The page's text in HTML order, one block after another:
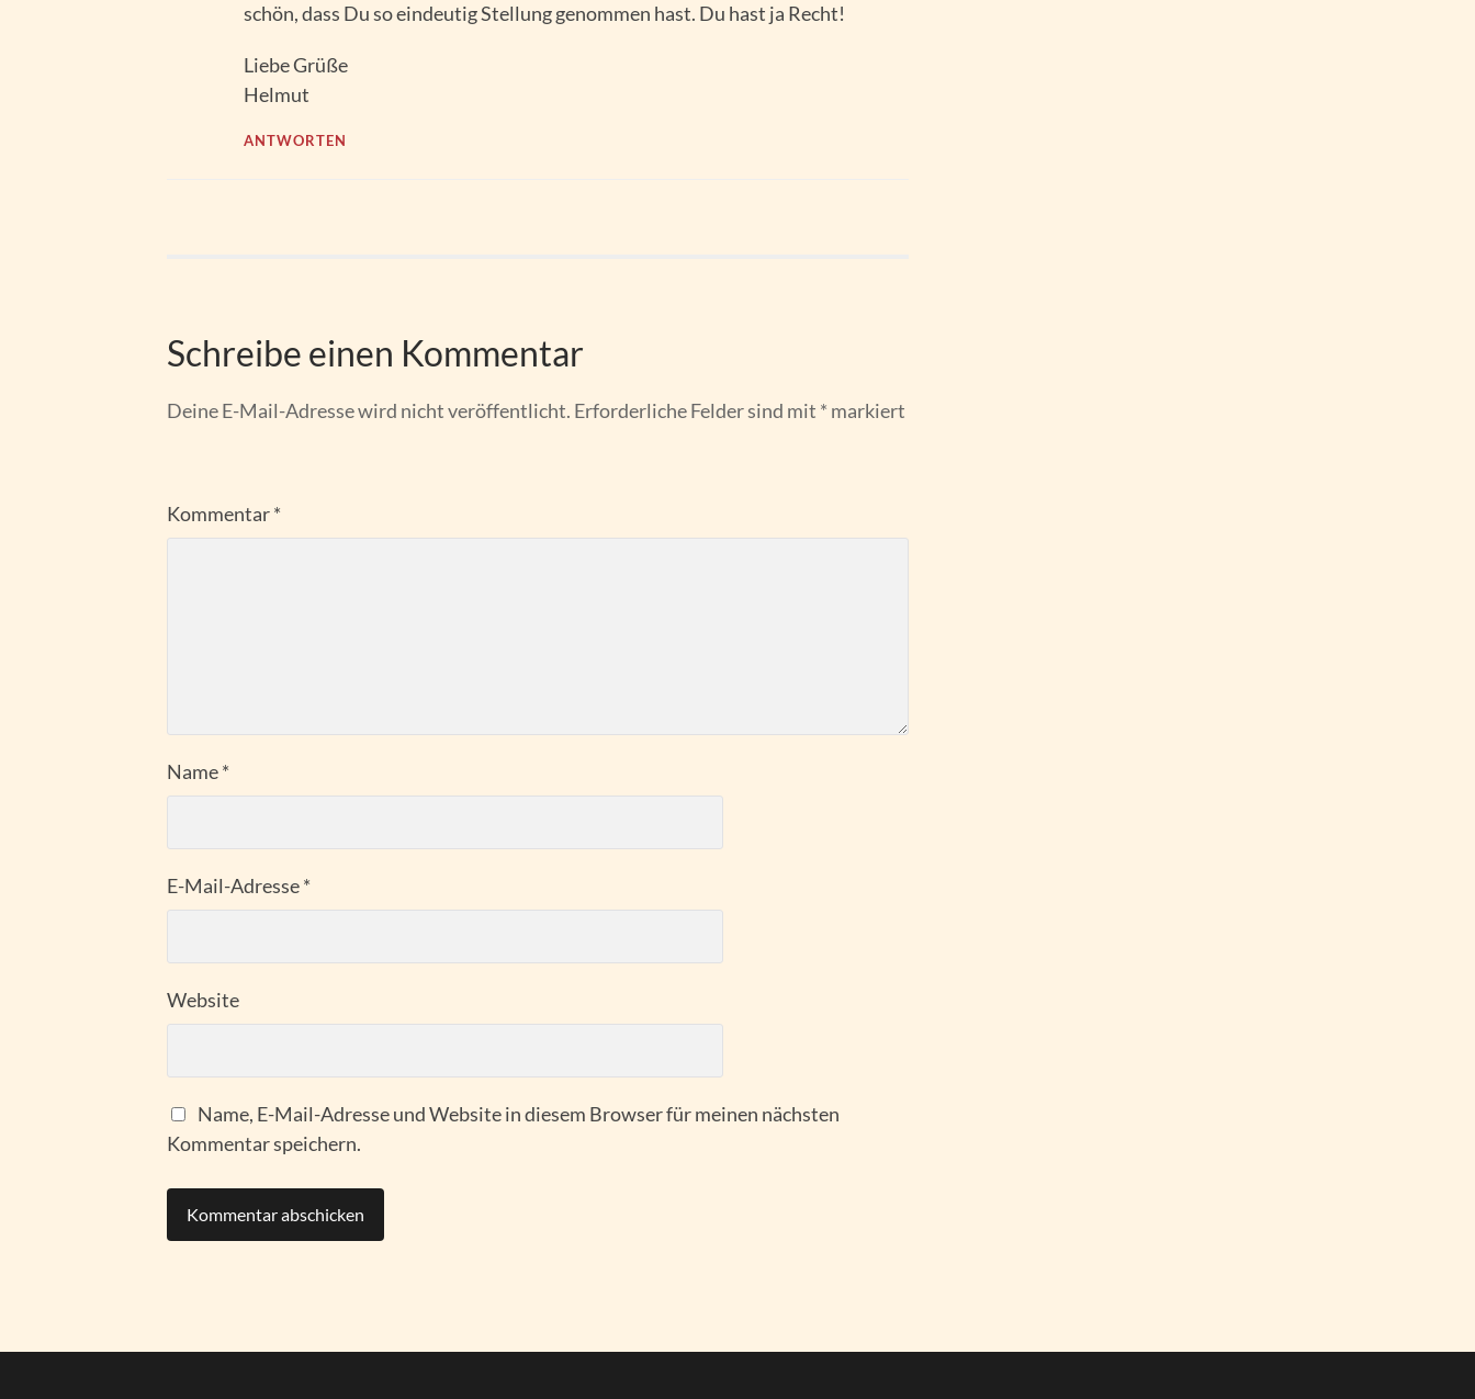
schön, dass Du so eindeutig Stellung genommen hast. Du hast ja Recht!
Liebe Grüße
Helmut
ANTWORTEN
Schreibe einen Kommentar
Deine E-Mail-Adresse wird nicht veröffentlicht. Erforderliche Felder sind mit * markiert
Kommentar*
Name*
E-Mail-Adresse*
Website
Name, E-Mail-Adresse und Website in diesem Browser für meinen nächsten
Kommentar speichern.